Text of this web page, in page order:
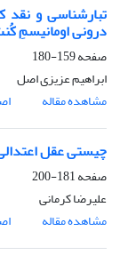
تبارشناسی و نقد
درونی اومانیسمِ
صفحه159-180
ابراهیم عزیزی اصل
مشاهده مقاله
چیستی عقل
صفحه181-200
علیرضا کرمانی
مشاهده مقاله